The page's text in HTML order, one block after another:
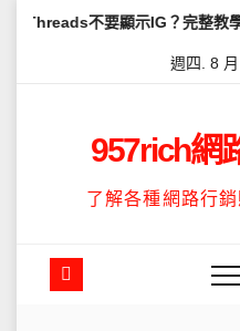
Skip
示IG？完整教學：高效管理你的
週四. 8
957rich網
了解各種網路行